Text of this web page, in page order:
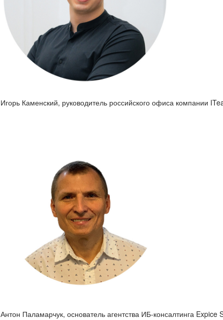
Игорь Каменский, руководитель российского офиса компании
Антон Паламарчук, основатель агентства ИБ-консалтинга Expice